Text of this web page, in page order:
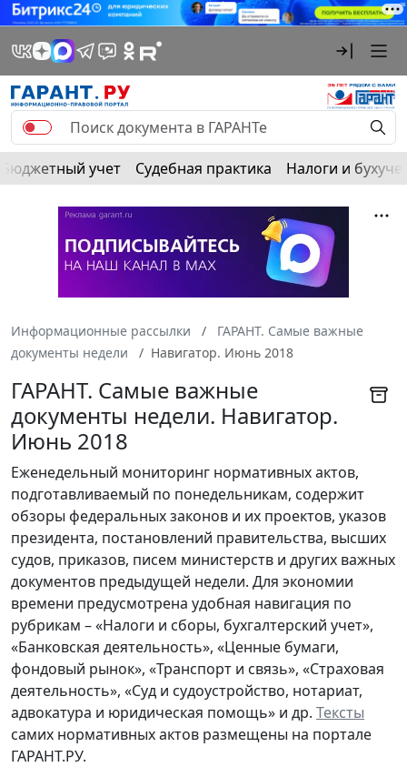
Бюджетный учет Судебная практика Налоги и
Информационные рассылки
ГАРАНТ. Самые важные
документы недели
Навигатор. Июнь 2018
ГАРАНТ. Самые важные
документы недели. Навигатор.
Июнь 2018
Еженедельный мониторинг нормативных актов,
подготавливаемый по понедельникам, содержит
обзоры федеральных законов и их проектов, указов
президента, постановлений правительства, высших
судов, приказов, писем министерств и других важных
документов предыдущей недели. Для экономии
времени предусмотрена удобная навигация по
рубрикам – «Налоги и сборы, бухгалтерский учет»,
«Банковская деятельность», «Ценные бумаги,
фондовый рынок», «Транспорт и связь», «Страховая
деятельность», «Суд и судоустройство, нотариат,
адвокатура и юридическая помощь» и др. Тексты
самих нормативных актов размещены на портале
ГАРАНТ.РУ.